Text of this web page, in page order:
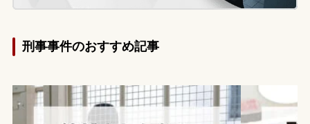
刑事事件のおすすめ記事